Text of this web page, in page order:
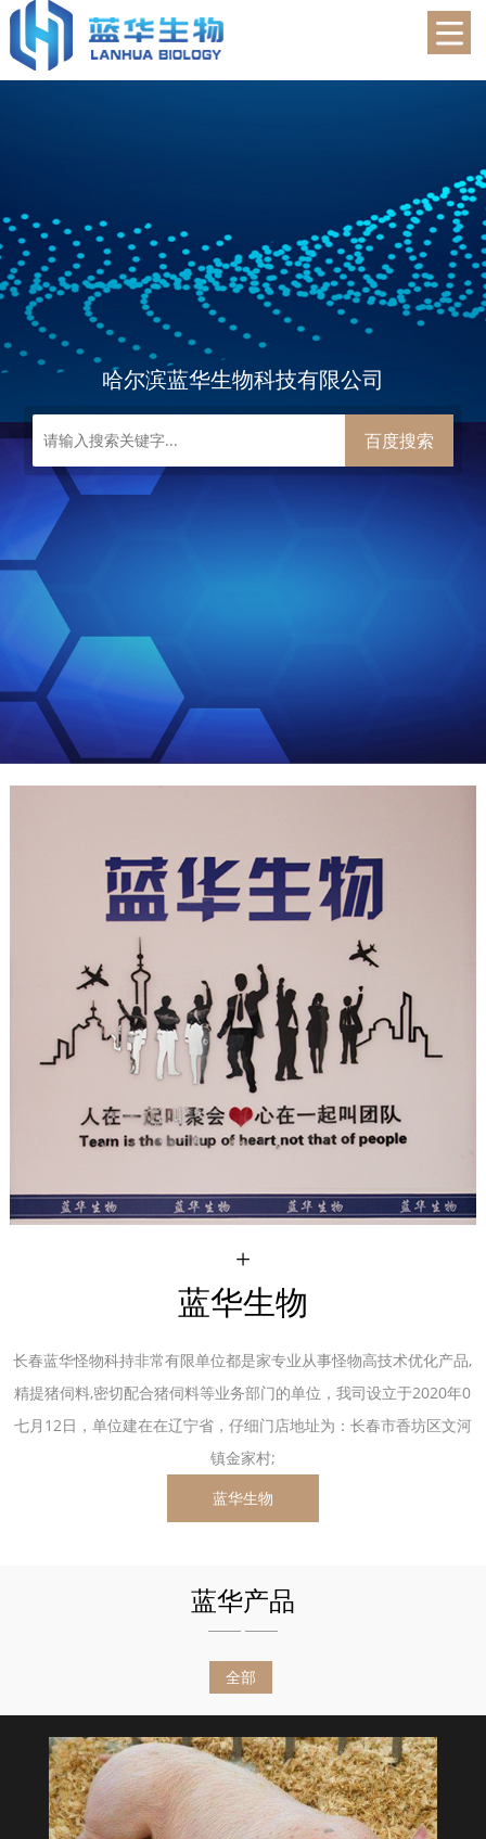
蓝华生物
哈尔滨蓝华生物科技有限公司
百度搜索
+
蓝华生物
长春蓝华怪物科持非常有限单位都是家专业从事怪物高技术优化产品,
精提猪伺料,密切配合猪伺料等业务部门的单位，我司设立于2020年0
七月12日，单位建在在辽宁省，仔细门店地址为：长春市香坊区文河
镇金家村;
蓝华生物
蓝华产品
全部